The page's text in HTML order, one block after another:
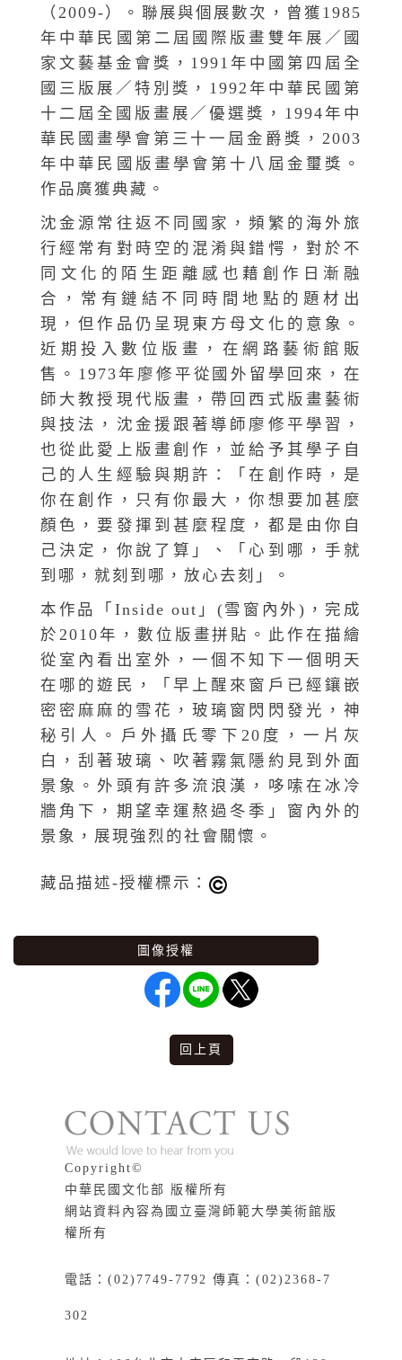
（2009-）。聯展與個展數次，曾獲1985
年中華民國第二屆國際版畫雙年展／國
家文藝基金會獎，1991年中國第四屆全
國三版展／特別獎，1992年中華民國第
十二屆全國版畫展／優選獎，1994年中
華民國畫學會第三十一屆金爵獎，2003
年中華民國版畫學會第十八屆金璽獎。
作品廣獲典藏。
沈金源常往返不同國家，頻繁的海外旅
行經常有對時空的混淆與錯愕，對於不
同文化的陌生距離感也藉創作日漸融
合，常有鏈結不同時間地點的題材出
現，但作品仍呈現東方母文化的意象。
近期投入數位版畫，在網路藝術館販
售。1973年廖修平從國外留學回來，在
師大教授現代版畫，帶回西式版畫藝術
與技法，沈金援跟著導師廖修平學習，
也從此愛上版畫創作，並給予其學子自
己的人生經驗與期許：「在創作時，是
你在創作，只有你最大，你想要加甚麼
顏色，要發揮到甚麼程度，都是由你自
己決定，你說了算」、「心到哪，手就
到哪，就刻到哪，放心去刻」。
本作品「Inside out」(雪窗內外)，完成
於2010年，數位版畫拼貼。此作在描繪
從室內看出室外，一個不知下一個明天
在哪的遊民，「早上醒來窗戶已經鑲嵌
密密麻麻的雪花，玻璃窗閃閃發光，神
秘引人。戶外攝氏零下20度，一片灰
白，刮著玻璃、吹著霧氣隱約見到外面
景象。外頭有許多流浪漢，哆嗦在冰冷
牆角下，期望幸運熬過冬季」窗內外的
景象，展現強烈的社會關懷。
藏品描述-授權標示：
圖像授權
回上頁
版權說明
Copyright©
中華民國文化部 版權所有
網站資料內容為國立臺灣師範大學美術館版
權所有
電話：(02)7749-7792 傳真：(02)2368-7
302